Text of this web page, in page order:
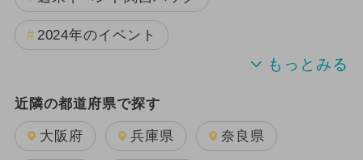
2024年のイベント
夏休み 雨の日OK
2024年7月のイベント
近隣の都道府県で探す
大阪府 兵庫県 奈良県